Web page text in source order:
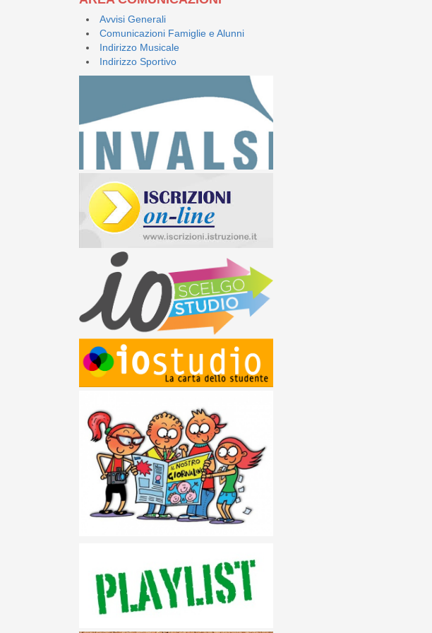
Avvisi Generali
Comunicazioni Famiglie e Alunni
Indirizzo Musicale
Indirizzo Sportivo